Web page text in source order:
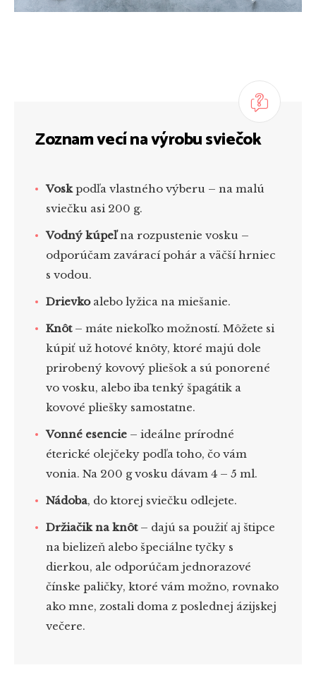
Zoznam vecí na výrobu sviečok
Voskpodľa vlastného výberu – na malú
sviečku asi 200 g.
Vodný kúpeľna rozpustenie vosku –
odporúčam zavárací pohár a väčší hrniec
s vodou.
Drievkoalebo lyžica na miešanie.
Knôt– máte niekoľko možností. Môžete si
kúpiť už hotové knôty, ktoré majú dole
prirobený kovový pliešok a sú ponorené
vo vosku, alebo iba tenký špagátik a
kovové pliešky samostatne.
Vonné esencie – ideálne prírodné
éterické olejčeky podľa toho, čo vám
vonia. Na 200 g vosku dávam 4 – 5 ml.
Nádoba, do ktorej sviečku odlejete.
Držiačik na knôt– dajú sa použiť aj štipce
na bielizeň alebo špeciálne tyčky s
dierkou, ale odporúčam jednorazové
čínske paličky, ktoré vám možno, rovnako
ako mne, zostali doma z poslednej ázijskej
večere.